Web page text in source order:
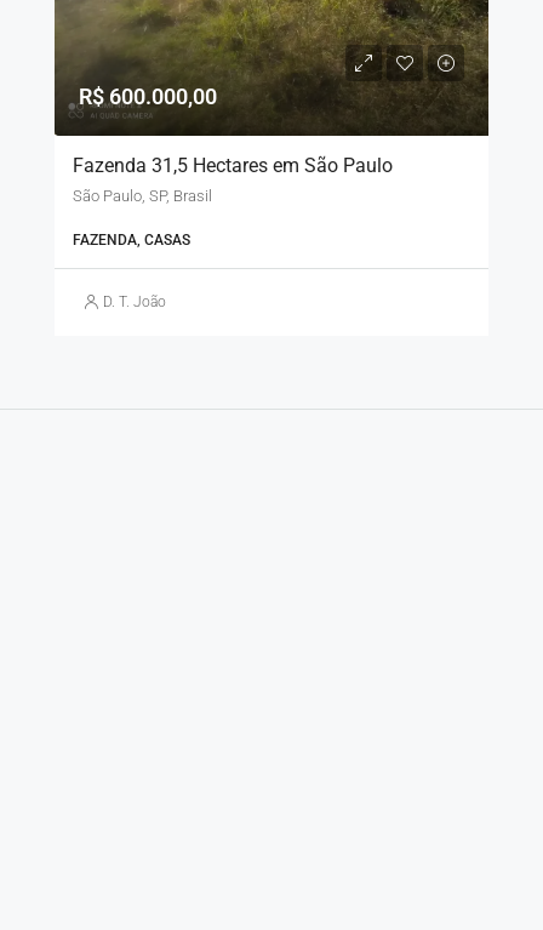
R$ 600.000,00
Fazenda 31,5 Hectares em São Paulo
São Paulo, SP, Brasil
FAZENDA, CASAS
D. T. João